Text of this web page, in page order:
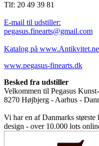
Tlf: 20 49 39 81
E-mail til udstiller:
pegasus.finearts@gmail.com
Katalog på
www.pegasus-finearts.dk
Besked fra udstiller
Velkommen til Pegasus
8270 Højbjerg - Aarhus -
Vi har en af Danmarks
design - over 10.000 lots